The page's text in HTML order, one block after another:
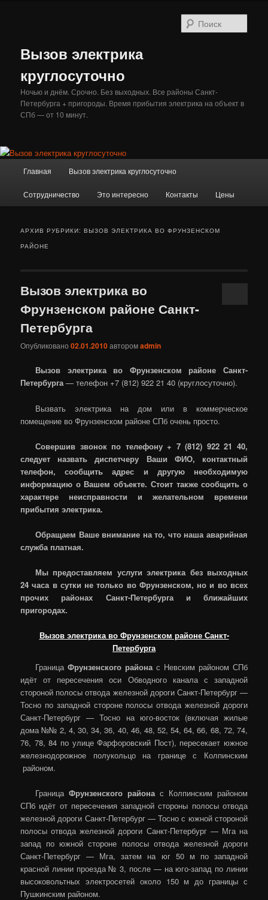
Вызов электрика
круглосуточно
Ночью и днём. Срочно. Без выходных. Все районы Санкт-
Петербурга + пригороды. Время прибытия электрика на объект в
СПб — от 10 минут.
Главная Вызов электрика круглосуточно
Сотрудничество Это интересно Контакты Цены
АРХИВ РУБРИКИ:ВЫЗОВ ЭЛЕКТРИКА ВО ФРУНЗЕНСКОМ
РАЙОНЕ
Вызов электрика во
Фрунзенском районе Санкт-
Петербурга
Опубликовано02.01.2010авторомadmin
Вызов электрика во Фрунзенском районе Санкт-
Петербурга— телефон +7 (812) 922 21 40 (круглосуточно).
Вызвать электрика на дом или в коммерческое
помещение во Фрунзенском районе СПб очень просто.
Совершив звонок по телефону + 7 (812) 922 21 40,
следует назвать диспетчеру Ваши ФИО, контактный
телефон, сообщить адрес и другую необходимую
информацию о Вашем объекте. Стоит также сообщить о
характере неисправности и желательном времени
прибытия электрика.
Обращаем Ваше внимание на то, что наша аварийная
служба платная.
Мы предоставляем услуги электрика без выходных
24 часа в сутки не только во Фрунзенском, но и во всех
прочих районах Санкт-Петербурга и ближайших
пригородах.
Вызов электрика во Фрунзенском районе Санкт-
Петербурга
ГраницаФрунзенского района с Невским районом СПб
идёт от пересечения оси Обводного канала с западной
стороной полосы отвода железной дороги Санкт-Петербург —
Тосно по западной стороне полосы отвода железной дороги
Санкт-Петербург — Тосно на юго-восток (включая жилые
дома №№ 2, 4, 30, 34, 36, 40, 46, 48, 52, 54, 64, 66, 68, 72, 74,
76, 78, 84 по улице Фарфоровский Пост), пересекает южное
железнодорожное полукольцо на границе с Колпинским
районом.
ГраницаФрунзенского района с Колпинским районом
СПб идёт от пересечения западной стороны полосы отвода
железной дороги Санкт-Петербург — Тосно с южной стороной
полосы отвода железной дороги Санкт-Петербург — Мга на
запад по южной стороне полосы отвода железной дороги
Санкт-Петербург — Мга, затем на юг 50 м по западной
красной линии проезда № 3, после — на юго-запад по линии
высоковольтных электросетей около 150 м до границы с
Пушкинским районом.